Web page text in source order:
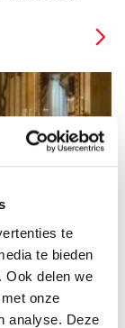
te
te bieden
Ook delen we
onze
analyse. Deze
tot de
voor
nu zowel het
het jongste lid